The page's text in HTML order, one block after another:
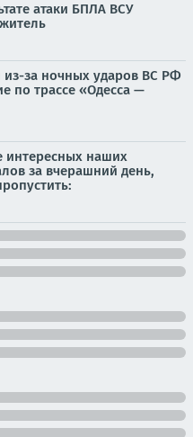
атаки БПЛА ВСУ
из-за ночных ударов ВС РФ
по трассе «Одесса —
интересных наших
за вчерашний день,